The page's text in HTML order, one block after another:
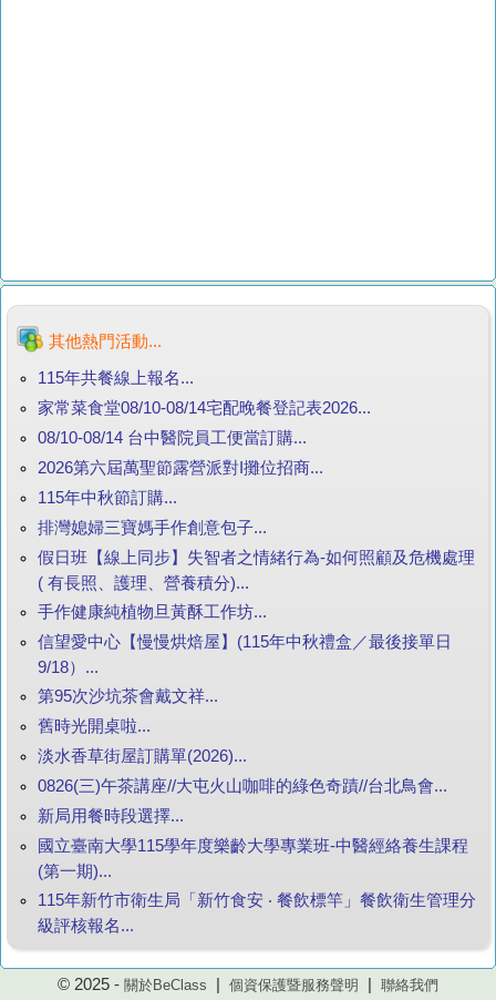
其他熱門活動...
115年共餐線上報名...
家常菜食堂08/10-08/14宅配晚餐登記表2026...
08/10-08/14 台中醫院員工便當訂購...
2026第六屆萬聖節露營派對I攤位招商...
115年中秋節訂購...
排灣媳婦三寶媽手作創意包子...
假日班【線上同步】失智者之情緒行為-如何照顧及危機處理
( 有長照、護理、營養積分)...
手作健康純植物旦黃酥工作坊...
信望愛中心【慢慢烘焙屋】(115年中秋禮盒／最後接單日
9/18）...
第95次沙坑茶會戴文祥...
舊時光開桌啦...
淡水香草街屋訂購單(2026)...
0826(三)午茶講座//大屯火山咖啡的綠色奇蹟//台北鳥會...
新局用餐時段選擇...
國立臺南大學115學年度樂齡大學專業班-中醫經絡養生課程
(第一期)...
115年新竹市衛生局「新竹食安 ‧ 餐飲標竿」餐飲衛生管理分
級評核報名...
© 2025 - 關於BeClass 個資保護暨服務聲明 聯絡我們